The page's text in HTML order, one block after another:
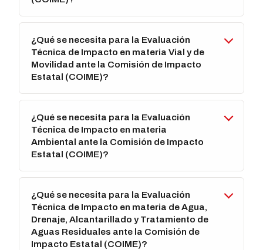
¿Qué se necesita para la Evaluación
Técnica de Impacto en materia Vial y de
Movilidad ante la Comisión de Impacto
Estatal (COIME)?
¿Qué se necesita para la Evaluación
Técnica de Impacto en materia
Ambiental ante la Comisión de Impacto
Estatal (COIME)?
¿Qué se necesita para la Evaluación
Técnica de Impacto en materia de Agua,
Drenaje, Alcantarillado y Tratamiento de
Aguas Residuales ante la Comisión de
Impacto Estatal (COIME)?